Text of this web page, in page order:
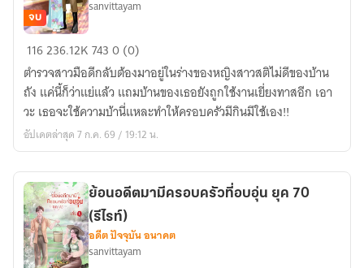
แล้ว)
มีE-
book
ทะลุ
มิติ
มา
เป็น
หญิง
บ้า
กลาย
มา
เป็น
คุณนาย
ตำรวจ
จบ
sanvittayam
116236.12K7430 (0)
ตำรวจสาวมือดีกลับต้องมาอยู่ในร่างของหญิงสาวสติไม่ดีของบ้าน
ถัง แค่นี้ก็ว่าแย่แล้ว แถมบ้านของเธอยังถูกใช้งานเยี่ยงทาสอีก เอา
วะ เธอจะใช้ความบ้านี่แหละทำให้ครอบครัวมีกินมีใช้เอง!!
อัปเดตล่าสุด 7 ก.ค. 69 / 19:12 น.
ย้อนอดีตมามีครอบครัวที่อบอุ่น ยุค 70
(รีไรท์)
อดีต ปัจจุบัน อนาคต
sanvittayam